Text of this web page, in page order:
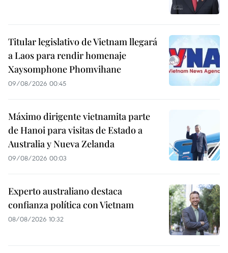
Titular legislativo de Vietnam llegará
a Laos para rendir homenaje
Xaysomphone Phomvihane
09/08/2026 00:45
Máximo dirigente vietnamita parte
de Hanoi para visitas de Estado a
Australia y Nueva Zelanda
09/08/2026 00:03
Experto australiano destaca
confianza política con Vietnam
08/08/2026 10:32